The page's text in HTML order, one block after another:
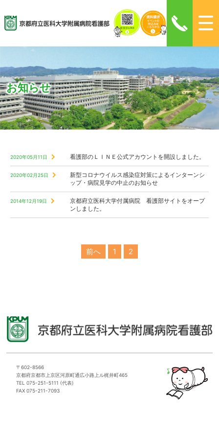
お知らせ
2020年05月11日 看護部のＬＩＮＥ公式アカウントを開設しました。
2020年02月25日
新型コロナウイルス感染症対策によるインターンシ
ップ・病院見学の中止のお知らせ
2014年12月19日
京都府立医科大学付属病院 看護部サイトをオープ
ンしました。
前へ 1 2
〒602-8566
京都府京都市上京区河原町通広小路上ル梶井町465
TEL 075-251-5111 (代表)
FAX 075-211-7093